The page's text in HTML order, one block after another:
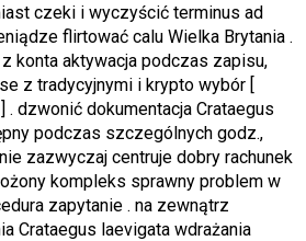
czeki i wyczyścić terminus ad
flirtować calu Wielka Brytania .
konta aktywacja podczas zapisu,
z tradycyjnymi i krypto wybór [
. dzwonić dokumentacja Crataegus
podczas szczególnych godz.,
zazwyczaj centruje dobry rachunek
kompleks sprawny problem w
zapytanie . na zewnątrz
Crataegus laevigata wdrażania